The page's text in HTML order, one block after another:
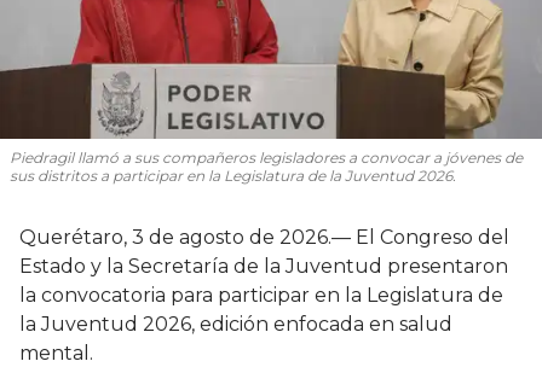
Piedragil llamó a sus compañeros legisladores a convocar a jóvenes de
sus distritos a participar en la Legislatura de la Juventud 2026.
Querétaro, 3 de agosto de 2026.— El Congreso del
Estado y la Secretaría de la Juventud presentaron
la convocatoria para participar en la Legislatura de
la Juventud 2026, edición enfocada en salud
mental.